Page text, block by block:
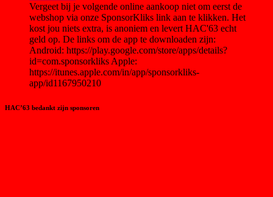
Vergeet bij je volgende online aankoop niet om eerst de
webshop via onze SponsorKliks link aan te klikken. Het
kost jou niets extra, is anoniem en levert HAC'63 echt
geld op. De links om de app te downloaden zijn:
Android: https://play.google.com/store/apps/details?
id=com.sponsorkliks Apple:
https://itunes.apple.com/in/app/sponsorkliks-
app/id1167950210
HAC’63 bedankt zijn sponsoren